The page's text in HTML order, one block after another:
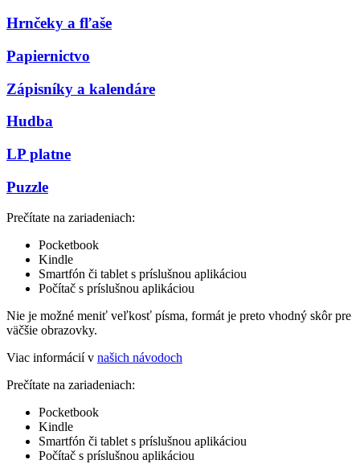
Hrnčeky a fľaše
Papiernictvo
Zápisníky a kalendáre
Hudba
LP platne
Puzzle
Prečítate na zariadeniach:
Pocketbook
Kindle
Smartfón či tablet s príslušnou aplikáciou
Počítač s príslušnou aplikáciou
Nie je možné meniť veľkosť písma, formát je preto vhodný skôr pre
väčšie obrazovky.
Viac informácií v našich návodoch
Prečítate na zariadeniach:
Pocketbook
Kindle
Smartfón či tablet s príslušnou aplikáciou
Počítač s príslušnou aplikáciou